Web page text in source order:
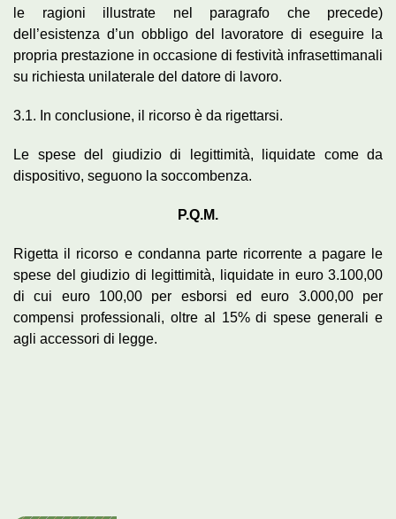
le ragioni illustrate nel paragrafo che precede)
dell’esistenza d’un obbligo del lavoratore di eseguire la
propria prestazione in occasione di festività infrasettimanali
su richiesta unilaterale del datore di lavoro.
3.1. In conclusione, il ricorso è da rigettarsi.
Le spese del giudizio di legittimità, liquidate come da
dispositivo, seguono la soccombenza.
P.Q.M.
Rigetta il ricorso e condanna parte ricorrente a pagare le
spese del giudizio di legittimità, liquidate in euro 3.100,00
di cui euro 100,00 per esborsi ed euro 3.000,00 per
compensi professionali, oltre al 15% di spese generali e
agli accessori di legge.